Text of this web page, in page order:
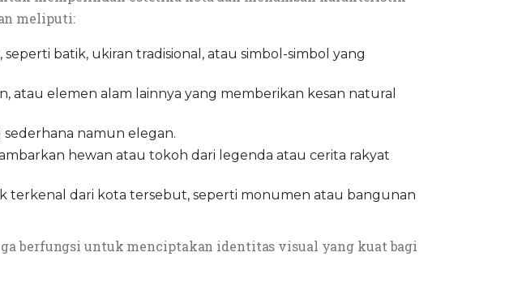
meliputi:
batik, ukiran tradisional, atau simbol-simbol yang
atau elemen alam lainnya yang memberikan kesan natural
namun elegan.
hewan atau tokoh dari legenda atau cerita rakyat
terkenal dari kota tersebut, seperti monumen atau bangunan
berfungsi untuk menciptakan identitas visual yang kuat bagi